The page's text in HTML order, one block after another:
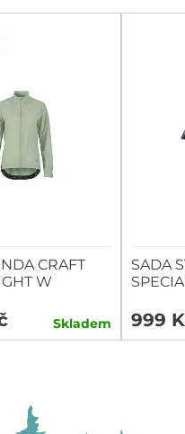
CRAFT
W
Skladem
SADA
999